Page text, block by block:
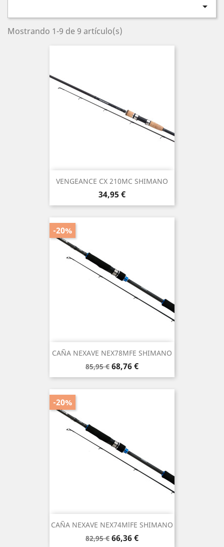

Mostrando 1-9 de 9 artículo(s)
VENGEANCE CX 210MC SHIMANO
Precio
34,95 €
CAÑA NEXAVE NEX78MFE SHIMANO
Precio
base
85,95 € Precio
68,76 €
-20%
CAÑA NEXAVE NEX74MlFE SHIMANO
Precio
82,95 € Precio
66,36 €
-20%